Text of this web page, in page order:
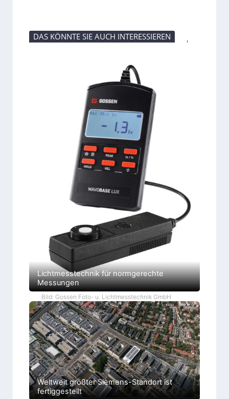
DAS KÖNNTE SIE AUCH INTERESSIEREN
Lichtmesstechnik für normgerechte
Messungen
Bild: Gossen Foto- u. Lichtmesstechnik GmbH
Weltweit größter Siemens-Standort ist
fertiggestellt